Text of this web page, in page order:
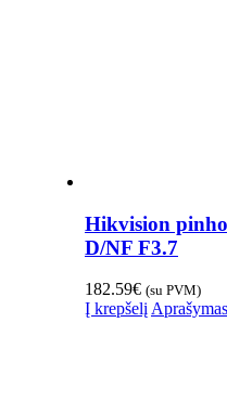
Hikvision
D/NF F3.7
182.59€ (su PVM)
Į krepšelį Aprašymas